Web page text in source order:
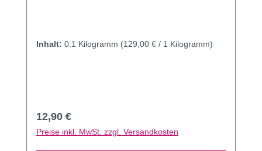
Inhalt: 0.1 Kilogramm (129,00 € / 1 Kilogramm)
Regulärer Preis:
12,90 €
Preise inkl. MwSt. zzgl. Versandkosten